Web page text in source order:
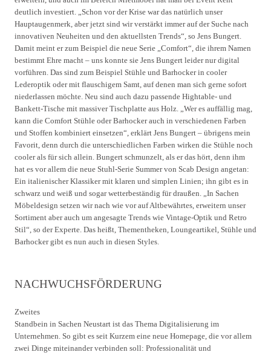
deutlich investiert. „Schon vor der Krise war das natürlich unser
Hauptaugenmerk, aber jetzt sind wir verstärkt immer auf der Suche nach
innovativen Neuheiten und den aktuellsten Trends“, so Jens Bungert.
Damit meint er zum Beispiel die neue Serie „Comfort“, die ihrem Namen
bestimmt Ehre macht – uns konnte sie Jens Bungert leider nur digital
vorführen. Das sind zum Beispiel Stühle und Barhocker in cooler
Lederoptik oder mit flauschigem Samt, auf denen man sich gerne sofort
niederlassen möchte. Neu sind auch dazu passende Hightable- und
Bankett-Tische mit massiver Tischplatte aus Holz. „Wer es auffällig mag,
kann die Comfort Stühle oder Barhocker auch in verschiedenen Farben
und Stoffen kombiniert einsetzen“, erklärt Jens Bungert – übrigens mein
Favorit, denn durch die unterschiedlichen Farben wirken die Stühle noch
cooler als für sich allein. Bungert schmunzelt, als er das hört, denn ihm
hat es vor allem die neue Stuhl-Serie Summer von Scab Design angetan:
Ein italienischer Klassiker mit klaren und simplen Linien; ihn gibt es in
schwarz und weiß und sogar wetterbeständig für draußen. „In Sachen
Möbeldesign setzen wir nach wie vor auf Altbewährtes, erweitern unser
Sortiment aber auch um angesagte Trends wie Vintage-Optik und Retro
Stil“, so der Experte. Das heißt, Thementheken, Loungeartikel, Stühle und
Barhocker gibt es nun auch in diesen Styles.
NACHWUCHSFÖRDERUNG
Zweites
Standbein in Sachen Neustart ist das Thema Digitalisierung im
Unternehmen. So gibt es seit Kurzem eine neue Homepage, die vor allem
zwei Dinge miteinander verbinden soll: Professionalität und